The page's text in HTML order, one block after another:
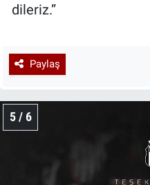
dileriz.”
Paylaş
5 / 6